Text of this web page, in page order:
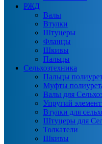
РЖД
Валы
Втулки
Штуцеры
Фланцы
Шкивы
Пальцы
Сельхозтехника
Пальцы
Муфты
Валы для
Упругий элемент
Втулки для
Штуцеры для
Толкатели
Шкивы